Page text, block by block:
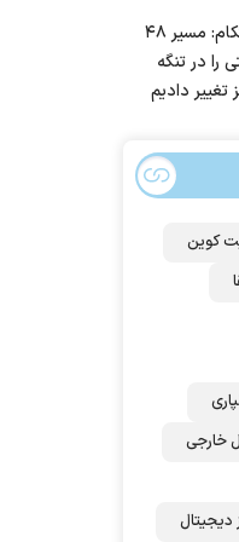
ایران استسنتکام: مسیر ۴۸
را در تنگه
تغییر دادیم
کوین
خارجی